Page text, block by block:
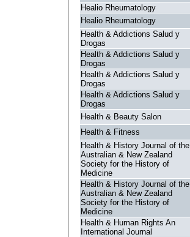
Healio Rheumatology
Healio Rheumatology
Health & Addictions Salud y
Drogas
Health & Addictions Salud y
Drogas
Health & Addictions Salud y
Drogas
Health & Addictions Salud y
Drogas
Health & Beauty Salon
Health & Fitness
Health & History Journal of the
Australian & New Zealand
Society for the History of
Medicine
Health & History Journal of the
Australian & New Zealand
Society for the History of
Medicine
Health & Human Rights An
International Journal